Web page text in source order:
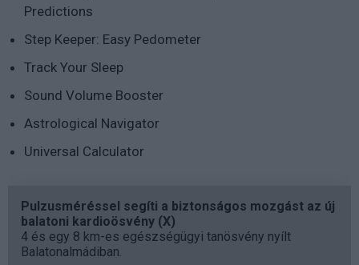
Predictions
Step Keeper: Easy Pedometer
Track Your Sleep
Sound Volume Booster
Astrological Navigator
Universal Calculator
Pulzusméréssel segíti a biztonságos mozgást az új
balatoni kardioösvény (X)
4 és egy 8 km-es egészségügyi tanösvény nyílt
Balatonalmádiban.